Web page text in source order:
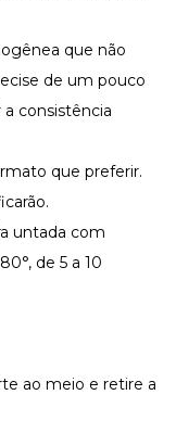
que não
de um pouco
consistência
que preferir.
untada com
de 5 a 10
ao meio e retire a